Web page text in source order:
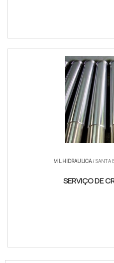
M L HIDRAULICA/ SANTA
SERVIÇO DE